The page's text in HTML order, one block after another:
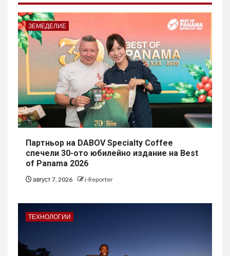
ЗЕМЕДЕЛИЕ
Партньор на DABOV Specialty Coffee
спечели 30-ото юбилейно издание на Best
of Panama 2026
август 7, 2026 i-Reporter
ТЕХНОЛОГИИ